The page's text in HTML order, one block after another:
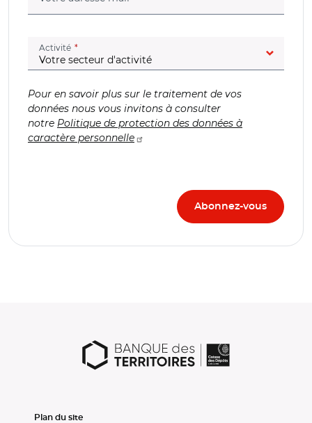
Activité (champ obligatoire)
Pour en savoir plus sur le traitement de vos
données nous vous invitons à consulter
notre Politique de protection des données à
caractère personnelle
Plan du site